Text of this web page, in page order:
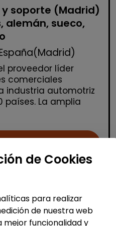
soporte (Madrid)
alemán, sueco,
España(Madrid)
proveedor líder
comerciales
industria automotriz
países. La amplia
de Cookies
para realizar
de nuestra web
funcionalidad y